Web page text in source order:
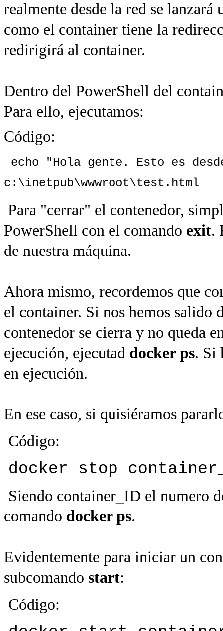
realmente desde la red se lanzará
como el container tiene la
redirigirá al container.
Dentro del PowerShell del
Para ello, ejecutamos:
Código:
echo "Hola gente. Esto es
c:\inetpub\wwwroot\test.html
Para "cerrar" el contenedor,
PowerShell con el comando exit.
de nuestra máquina.
Ahora mismo, recordemos que
el container. Si nos hemos
contenedor se cierra y no queda
ejecución, ejecutad docker ps. Si
en ejecución.
En ese caso, si quisiéramos
Código:
docker stop
Siendo container_ID el numero
comando docker ps.
Evidentemente para iniciar un
subcomando start:
Código: